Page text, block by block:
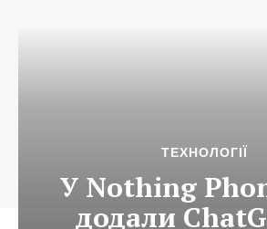
ТЕХНОЛОГІЇ
У Nothing
додали